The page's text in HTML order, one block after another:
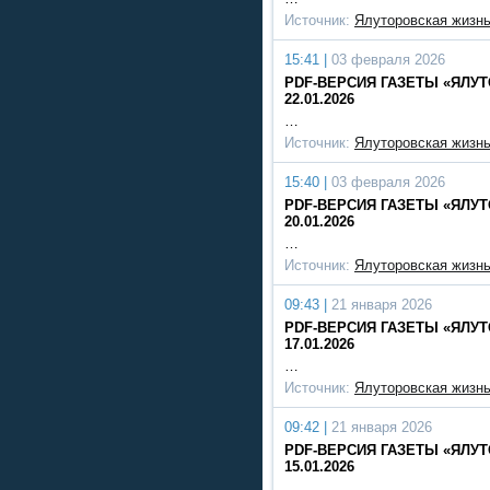
Источник: Ялуторовская жизнь
15:41 |
03 февраля 2026
PDF-ВЕРСИЯ ГАЗЕТЫ
22.01.2026
…
Источник: Ялуторовская жизнь
15:40 |
03 февраля 2026
PDF-ВЕРСИЯ ГАЗЕТЫ
20.01.2026
…
Источник: Ялуторовская жизнь
09:43 |
21 января 2026
PDF-ВЕРСИЯ ГАЗЕТЫ
17.01.2026
…
Источник: Ялуторовская жизнь
09:42 |
21 января 2026
PDF-ВЕРСИЯ ГАЗЕТЫ
15.01.2026